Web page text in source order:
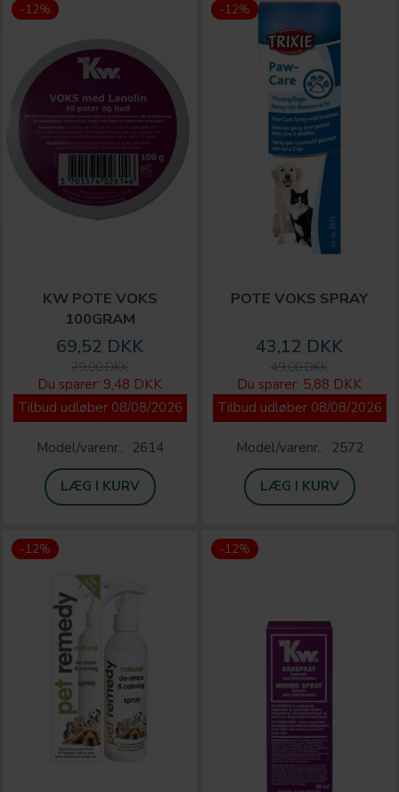
-12%
KW POTE VOKS
100GRAM
69,52 DKK
79,00 DKK
Du sparer: 9,48 DKK
Tilbud udløber 08/08/2026
Model/varenr.: 2614
LÆG I KURV
-12%
POTE VOKS SPRAY
43,12 DKK
49,00 DKK
Du sparer: 5,88 DKK
Tilbud udløber 08/08/2026
Model/varenr.: 2572
LÆG I KURV
-12% -12%